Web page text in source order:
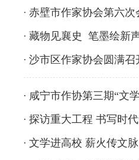
赤壁市作家协会第六
藏物见襄史 笔墨绘新
沙市区作家协会圆满
咸宁市作协第三期“文
探访重大工程 书写时
文学进高校 薪火传文